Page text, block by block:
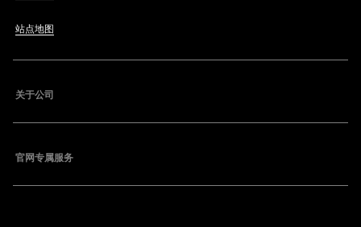
站点地图
关于公司
官网专属服务